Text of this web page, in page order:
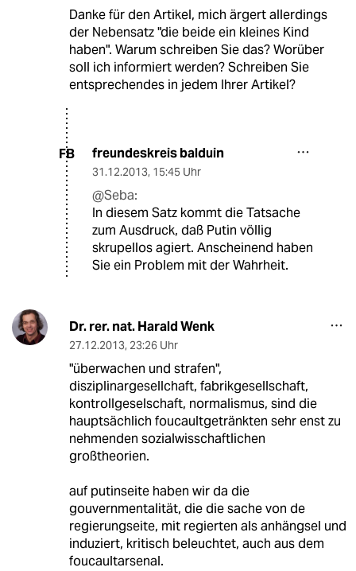
Danke für den Artikel, mich ärgert allerdings
der Nebensatz "die beide ein kleines Kind
haben". Warum schreiben Sie das? Worüber
soll ich informiert werden? Schreiben Sie
entsprechendes in jedem Ihrer Artikel?
FB freundeskreis balduin
31.12.2013, 15:45 Uhr
@Seba:
In diesem Satz kommt die Tatsache
zum Ausdruck, daß Putin völlig
skrupellos agiert. Anscheinend haben
Sie ein Problem mit der Wahrheit.
Dr. rer. nat. Harald Wenk
27.12.2013, 23:26 Uhr
"überwachen und strafen",
disziplinargesellchaft, fabrikgesellschaft,
kontrollgeselschaft, normalismus, sind die
hauptsächlich foucaultgetränkten sehr enst zu
nehmenden sozialwisschaftlichen
großtheorien.
auf putinseite haben wir da die
gouvernmentalität, die die sache von de
regierungseite, mit regierten als anhängsel und
induziert, kritisch beleuchtet, auch aus dem
foucaultarsenal.